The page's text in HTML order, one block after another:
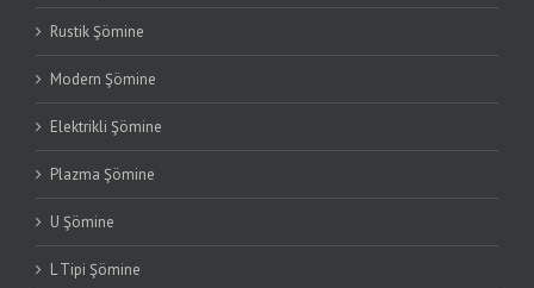
Rustik Şömine
Modern Şömine
Elektrikli Şömine
Plazma Şömine
U Şömine
L Tipi Şömine